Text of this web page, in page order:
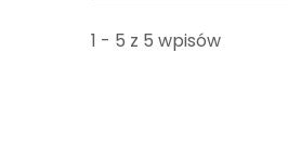
1 - 5 z 5 wpisów